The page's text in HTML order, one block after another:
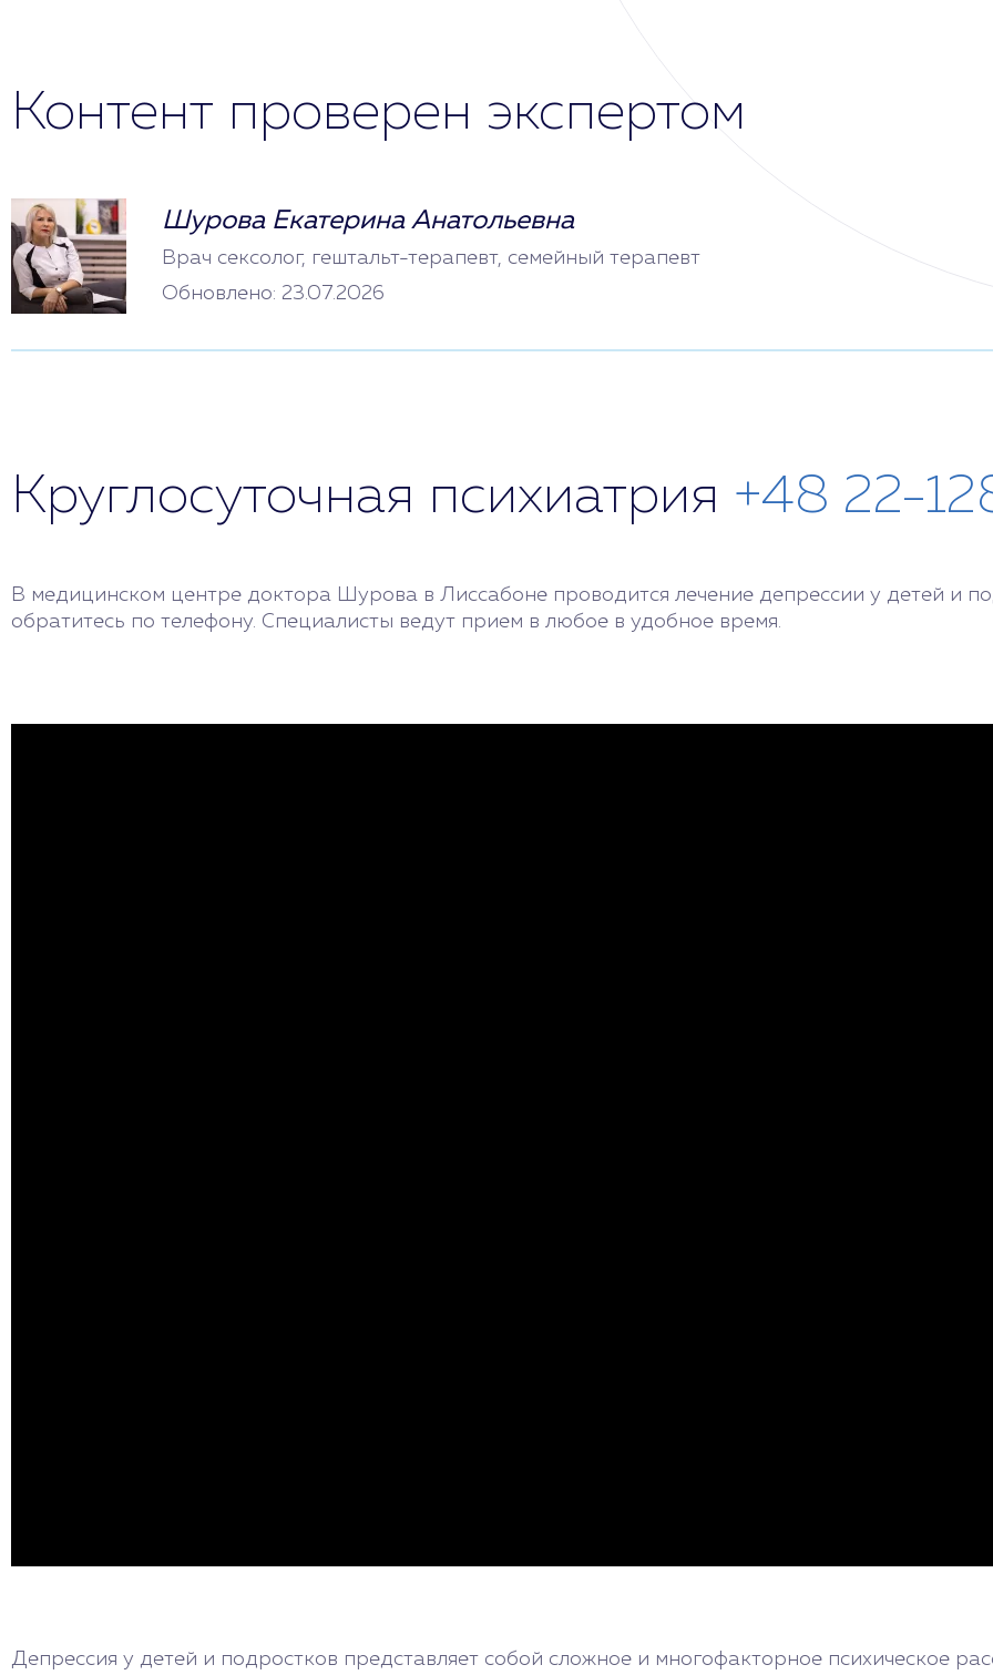
Контент проверен экспертом
Шурова Екатерина Анатольевна
Врач сексолог, гештальт-терапевт, семейный терапевт
Обновлено: 23.07.2026
Круглосуточная психиатрия +48 22-
В медицинском центре доктора Шурова в Лиссабоне проводится лечение депрессии у детей и
обратитесь по телефону. Специалисты ведут прием в любое в удобное время.
Депрессия у детей и подростков представляет собой сложное и многофакторное психическое